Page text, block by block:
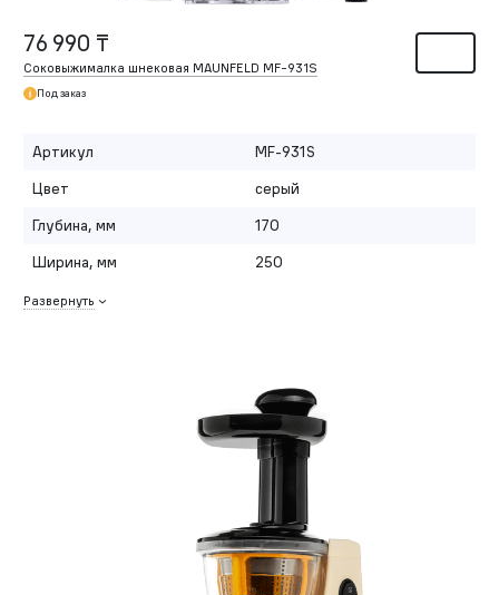
76 990 ₸
Соковыжималка шнековая MAUNFELD MF-931S
Под заказ
Артикул
MF-931S
Цвет
серый
Глубина, мм
170
Ширина, мм
250
Развернуть